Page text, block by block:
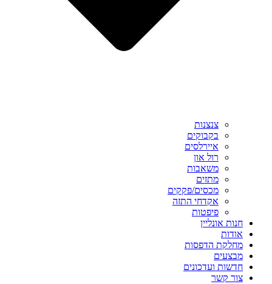
צנצנות
בקבוקים
איירלסים
רול און
משאבות
מתזים
מכסים/פקקים
אקדחי התזה
פיפטות
חנות אונליין
אודות
מחלקת הדפסות
מבצעים
חדשות ועדכונים
צור קשר